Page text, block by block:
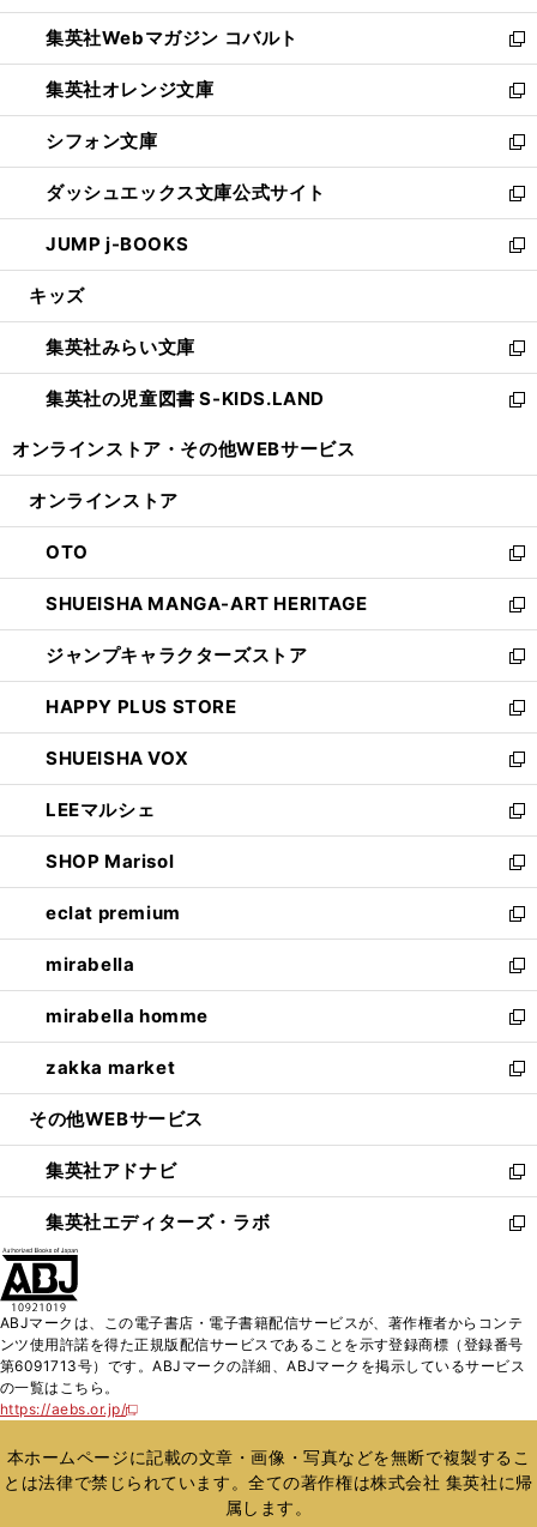
開
く
ウ
で
開
く
ン
ド
ウ
で
開
く
ウ
ィ
ン
ド
ウ
で
開
く
集英社Webマガジン コバルト
新
し
い
ウ
ィ
ン
ド
ウ
で
開
集英社オレンジ文庫
新
し
い
ウ
ィ
ン
ド
ウ
開
く
シフォン文庫
新
し
い
ウ
ィ
ン
ウ
で
開
く
ダッシュエックス文庫公式サイト
新
し
い
ウ
ン
ド
ウ
で
JUMP j-BOOKS
新
し
ウ
ィ
ン
ド
開
キッズ
集英社みらい文庫
新
し
い
ン
ウ
で
開
く
集英社の児童図書 S-KIDS.LAND
新
ウ
ン
ド
ウ
で
開
く
オンラインストア・ その他WEBサービス
オンラインストア
OTO
新
し
い
ウ
ィ
ン
ド
ウ
で
開
く
SHUEISHA MANGA-ART HERITAGE
新
し
い
ウ
ィ
ン
ド
ウ
で
開
く
ジャンプキャラクターズストア
新
し
い
ウ
ィ
ン
ド
ウ
で
開
く
HAPPY PLUS STORE
新
し
い
ウ
ィ
ン
ド
ウ
で
開
く
SHUEISHA VOX
新
し
い
ウ
ィ
ン
ド
ウ
で
開
く
LEEマルシェ
新
し
い
ウ
ィ
ン
ド
ウ
で
開
く
SHOP Marisol
新
し
い
ウ
ィ
ン
ド
ウ
で
開
eclat premium
新
し
い
ウ
ィ
ン
ド
ウ
開
く
mirabella
新
し
い
ウ
ィ
ン
ウ
で
開
く
mirabella homme
新
し
い
ウ
ン
ド
ウ
で
zakka market
新
し
ウ
ィ
ン
ド
く
その他WEBサービス
集英社アドナビ
新
し
い
ド
ウ
で
集英社エディターズ・ラボ
新
ィ
ン
ド
開
く
ABJマークは、この電子書店・電子書籍配信サービスが、著作権者からコンテ
ンツ使用許諾を得た正規版配信サービスであることを示す登録商標（登録番号
第6091713号）です。ABJマークの詳細、ABJマークを掲示しているサービス
の一覧はこちら。
https://aebs.or.jp/
新
い
ウ
ィ
本ホームページに記載の文章・画像・写真などを無断で複製するこ
とは法律で禁じられています。全ての著作権は株式会社 集英社に帰
属します。